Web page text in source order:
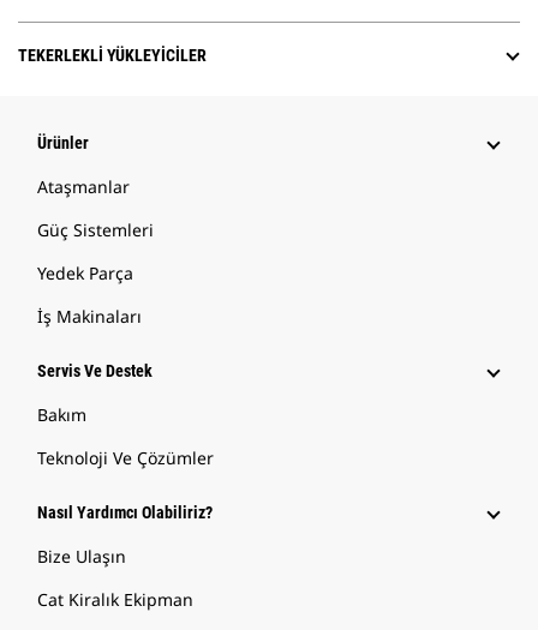
TEKERLEKLI YÜKLEYICILER
Ürünler
Ataşmanlar
Güç Sistemleri
Yedek Parça
İş Makinaları
Servis Ve Destek
Bakım
Teknoloji Ve Çözümler
Nasıl Yardımcı Olabiliriz?
Bize Ulaşın
Cat Kiralık Ekipman